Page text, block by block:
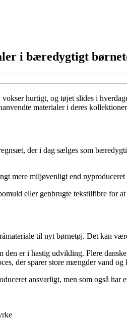
i bæredygtigt
hurtigt, og tøjet slides i
materialer i deres
der i dag sælges som
mere miljøvenligt end
eller genbrugte tekstilfibre for
til nyt børnetøj. Det kan
er i hastig udvikling. Flere
der sparer store mængder vand og
ansvarligt, men som også